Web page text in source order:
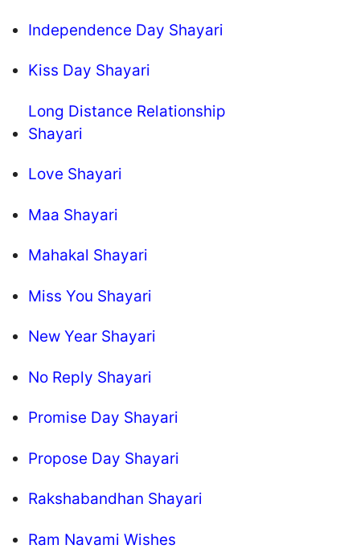
Independence Day Shayari
Kiss Day Shayari
Long Distance Relationship
Shayari
Love Shayari
Maa Shayari
Mahakal Shayari
Miss You Shayari
New Year Shayari
No Reply Shayari
Promise Day Shayari
Propose Day Shayari
Rakshabandhan Shayari
Ram Navami Wishes